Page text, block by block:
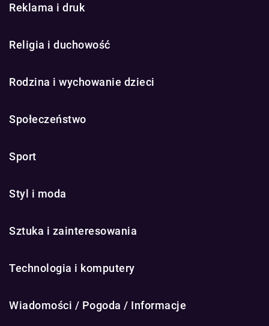
Reklama i druk
Religia i duchowość
Rodzina i wychowanie dzieci
Społeczeństwo
Sport
Styl i moda
Sztuka i zainteresowania
Technologia i komputery
Wiadomości / Pogoda / Informacje